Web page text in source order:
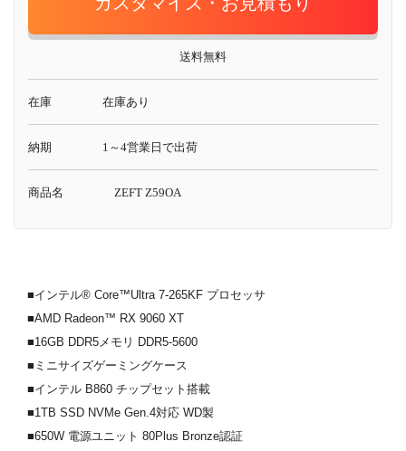
送料無料
在庫 在庫あり
納期 1～4営業日で出荷
商品名 ZEFT Z59OA
■インテル® Core™Ultra 7-265KF プロセッサ
■AMD Radeon™ RX 9060 XT
■16GB DDR5メモリ DDR5-5600
■ミニサイズゲーミングケース
■インテル B860 チップセット搭載
■1TB SSD NVMe Gen.4対応 WD製
■650W 電源ユニット 80Plus Bronze認証